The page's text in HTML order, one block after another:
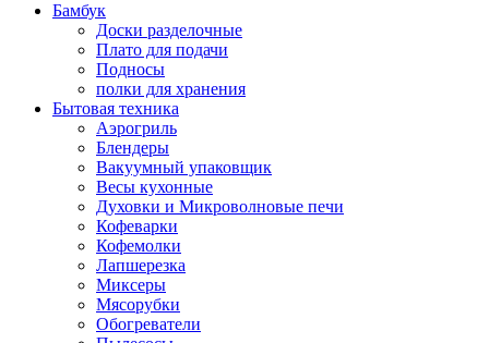
Бамбук
Доски разделочные
Плато для подачи
Подносы
полки для хранения
Бытовая техника
Аэрогриль
Блендеры
Вакуумный упаковщик
Весы кухонные
Духовки и Микроволновые печи
Кофеварки
Кофемолки
Лапшерезка
Миксеры
Мясорубки
Обогреватели